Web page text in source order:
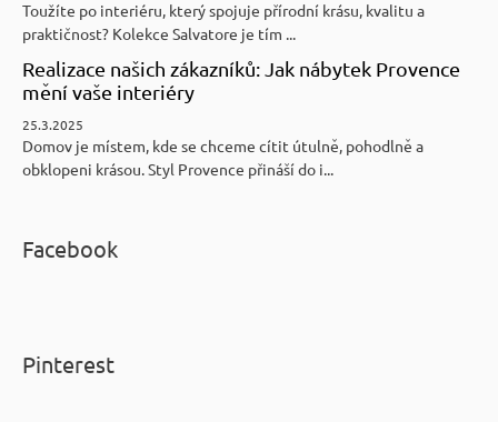
Toužíte po interiéru, který spojuje přírodní krásu, kvalitu a
praktičnost? Kolekce Salvatore je tím ...
Realizace našich zákazníků: Jak nábytek Provence
mění vaše interiéry
25.3.2025
Domov je místem, kde se chceme cítit útulně, pohodlně a
obklopeni krásou. Styl Provence přináší do i...
Facebook
Pinterest